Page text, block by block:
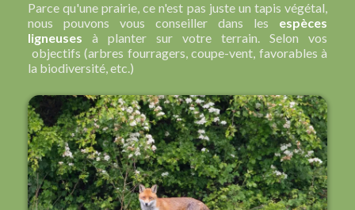
Parce qu'une prairie, ce n'est pas juste un tapis végétal,
nous pouvons vous conseiller dans les espèces
ligneuses à planter sur votre terrain. Selon vos
objectifs (arbres fourragers, coupe-vent, favorables à
la biodiversité, etc.)